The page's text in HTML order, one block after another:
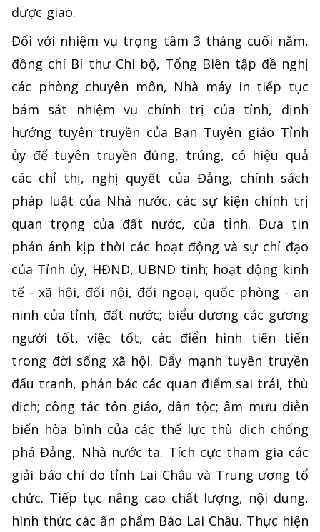
được giao.
Đối với nhiệm vụ trọng tâm 3 tháng cuối năm,
đồng chí Bí thư Chi bộ, Tổng Biên tập đề nghị
các phòng chuyên môn, Nhà máy in tiếp tục
bám sát nhiệm vụ chính trị của tỉnh, định
hướng tuyên truyền của Ban Tuyên giáo Tỉnh
ủy để tuyên truyền đúng, trúng, có hiệu quả
các chỉ thị, nghị quyết của Đảng, chính sách
pháp luật của Nhà nước, các sự kiện chính trị
quan trọng của đất nước, của tỉnh. Đưa tin
phản ánh kịp thời các hoạt động và sự chỉ đạo
của Tỉnh ủy, HĐND, UBND tỉnh; hoạt động kinh
tế - xã hội, đối nội, đối ngoại, quốc phòng - an
ninh của tỉnh, đất nước; biểu dương các gương
người tốt, việc tốt, các điển hình tiên tiến
trong đời sống xã hội. Đẩy mạnh tuyên truyền
đấu tranh, phản bác các quan điểm sai trái, thù
địch; công tác tôn giáo, dân tộc; âm mưu diễn
biến hòa bình của các thế lực thù địch chống
phá Đảng, Nhà nước ta. Tích cực tham gia các
giải báo chí do tỉnh Lai Châu và Trung ương tổ
chức. Tiếp tục nâng cao chất lượng, nội dung,
hình thức các ấn phẩm Báo Lai Châu. Thực hiện